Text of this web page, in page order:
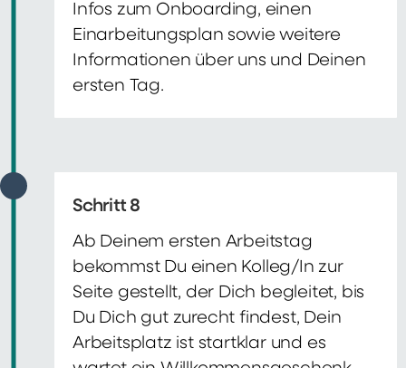
Infos zum Onboarding, einen
Einarbeitungsplan sowie weitere
Informationen über uns und Deinen
ersten Tag.
Schritt 8
Ab Deinem ersten Arbeitstag
bekommst Du einen Kolleg/In zur
Seite gestellt, der Dich begleitet, bis
Du Dich gut zurecht findest, Dein
Arbeitsplatz ist startklar und es